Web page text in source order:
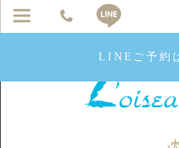
LINEご予約